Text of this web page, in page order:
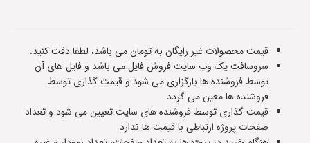
قیمت محصولات غیر رایگان به تومان می باشد، لطفا دقت کنید.
سروسافت یک وب سایت فروش فایل می باشد و فایل های آن
توسط فروشنده ها بارگزاری می شود و قیمت گذاری توسط
فروشنده ها معین می گردد
قیمت گذاری توسط فروشنده های سایت تعیین می شود و تعداد
صفحات پروژه ارتباطی با قیمت ها ندارد